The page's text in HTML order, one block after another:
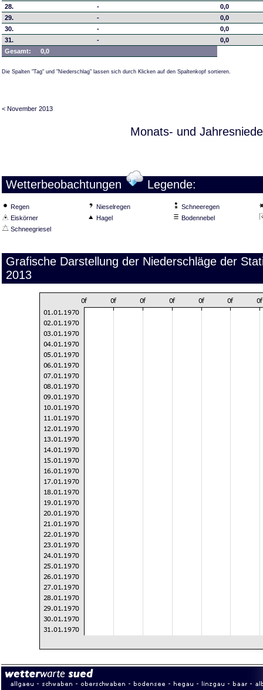
28.
-
0,0
29.
-
0,0
30.
-
0,0
31.
-
0,0
Gesamt:
0,0
Die Spalten "Tag" und "Niederschlag" lassen sich durch Klicken auf den Spaltenkopf sortieren.
< November 2013
Monats- und
Wetterbeobachtungen Legende:
Regen Nieselregen
Schneeregen
Eiskörner
Hagel
Bodennebel
Schneegriesel
Grafische Darstellung der Niederschläge der
2013